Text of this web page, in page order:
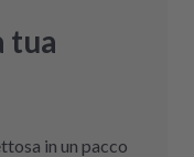
tua
in un pacco